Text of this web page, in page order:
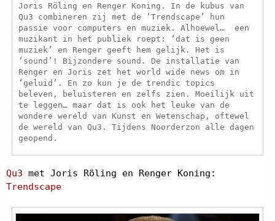
Joris Röling en Renger Koning. In de kubus van
Qu3 combineren zij met de ‘Trendscape’ hun
passie voor computers en muziek. Alhoewel… een
muzikant in het publiek roept: ‘dat is geen
muziek’ en Renger geeft hem gelijk. Het is
‘sound’! Bijzondere sound. De installatie van
Renger en Joris zet het world wide news om in
‘geluid’. En zo kun je de trendic topics
beleven, beluisteren en zelfs zien. Moeilijk uit
te leggen… maar dat is ook het leuke van de
wondere wereld van Kunst en Wetenschap, oftewel
de wereld van Qu3. Tijdens Noorderzon alle dagen
geopend.
Qu3 met Joris Röling en Renger Koning:
Trendscape